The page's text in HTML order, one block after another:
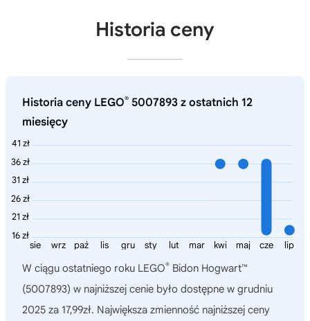
Historia ceny
Historia ceny LEGO® 5007893 z ostatnich 12
miesięcy
41 zł
36 zł
31 zł
26 zł
21 zł
16 zł
lip
cze
maj
kwi
mar
lut
sty
gru
lis
paź
wrz
sie
W ciągu ostatniego roku LEGO® Bidon Hogwart™
(5007893) w najniższej cenie było dostępne w grudniu
2025 za 17,99zł. Największa zmienność najniższej ceny